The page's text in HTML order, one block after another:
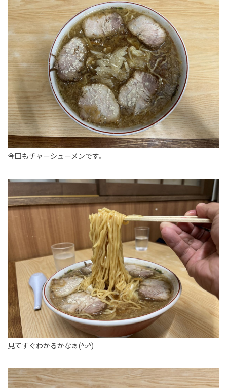
今回もチャーシューメンです。
見てすぐわかるかなぁ(^○^)